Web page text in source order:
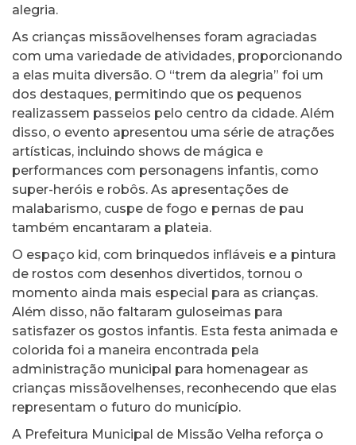
alegria.
As crianças missãovelhenses foram agraciadas
com uma variedade de atividades, proporcionando
a elas muita diversão. O “trem da alegria” foi um
dos destaques, permitindo que os pequenos
realizassem passeios pelo centro da cidade. Além
disso, o evento apresentou uma série de atrações
artísticas, incluindo shows de mágica e
performances com personagens infantis, como
super-heróis e robôs. As apresentações de
malabarismo, cuspe de fogo e pernas de pau
também encantaram a plateia.
O espaço kid, com brinquedos infláveis e a pintura
de rostos com desenhos divertidos, tornou o
momento ainda mais especial para as crianças.
Além disso, não faltaram guloseimas para
satisfazer os gostos infantis. Esta festa animada e
colorida foi a maneira encontrada pela
administração municipal para homenagear as
crianças missãovelhenses, reconhecendo que elas
representam o futuro do município.
A Prefeitura Municipal de Missão Velha reforça o